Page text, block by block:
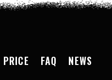
PRICE FAQ NEWS